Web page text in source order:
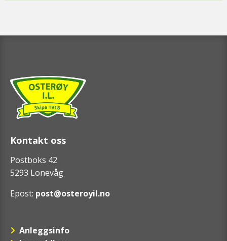
Kontakt oss
Postboks 42
5293 Lonevåg
Epost: post@osteroyil.no
Anleggsinfo